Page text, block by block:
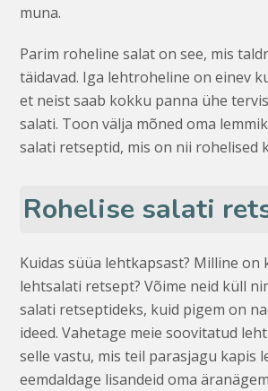
muna.
Parim roheline salat on see, mis
täidavad. Iga lehtroheline on einev
et neist saab kokku panna ühe
salati. Toon välja mõned oma
salati retseptid, mis on nii rohelised
Rohelise salati
Kuidas süüa lehtkapsast? Milline on
lehtsalati retsept? Võime neid küll
salati retseptideks, kuid pigem on
ideed. Vahetage meie soovitatud
selle vastu, mis teil parasjagu kapis
eemdaldage lisandeid oma